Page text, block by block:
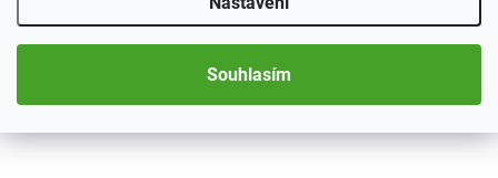
Souhlasím
Albové fólie na mince do alb